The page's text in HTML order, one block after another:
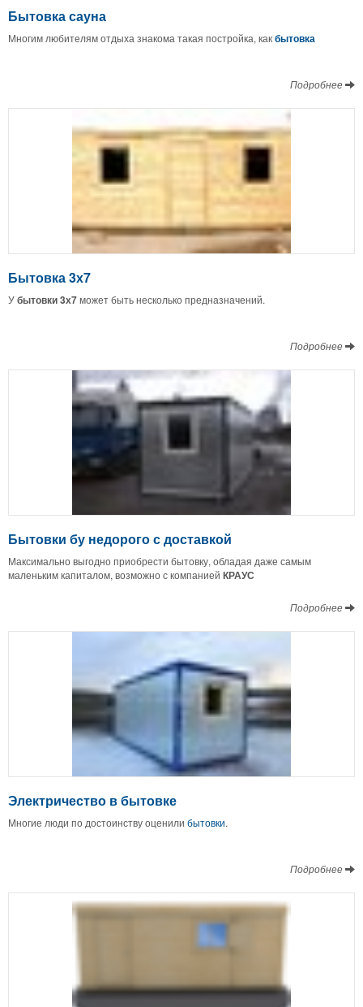
Бытовка сауна
Многим любителям отдыха знакома такая постройка, какбытовка
Подробнее
Бытовка 3х7
Убытовки 3х7может быть несколько предназначений.
Подробнее
Бытовки бу недорого с доставкой
Максимально выгодно приобрести бытовку, обладая даже самым
маленьким капиталом, возможно с компанией КРАУС
Подробнее
Электричество в бытовке
Многие люди по достоинству оценили бытовки.
Подробнее